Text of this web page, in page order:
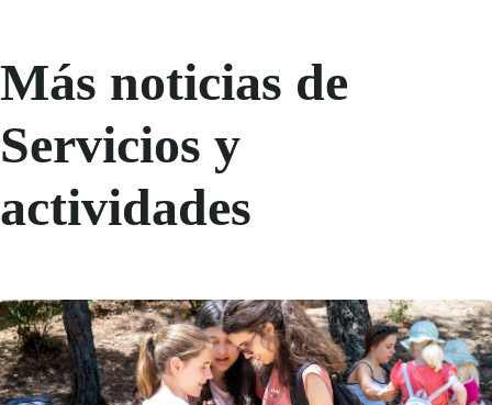
Más noticias de
Servicios y
actividades